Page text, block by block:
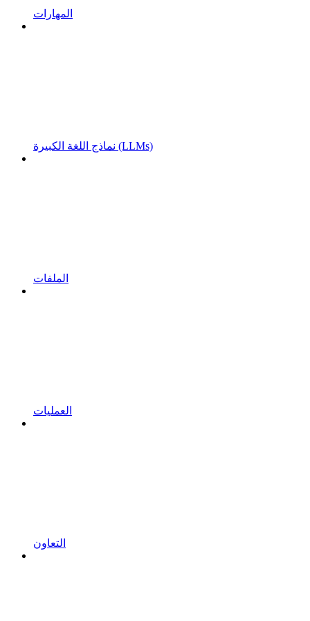
المهارات
نماذج اللغة الكبيرة (LLMs)
الملفات
العمليات
التعاون